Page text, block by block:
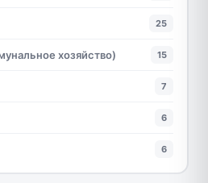
25
хозяйство) 15
7
6
6